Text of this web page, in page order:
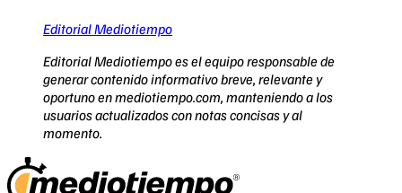
Editorial Mediotiempo
Editorial Mediotiempo es el equipo responsable de
generar contenido informativo breve, relevante y
oportuno en mediotiempo.com, manteniendo a los
usuarios actualizados con notas concisas y al
momento.